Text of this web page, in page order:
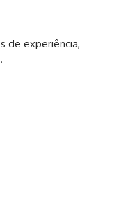
de experiência,